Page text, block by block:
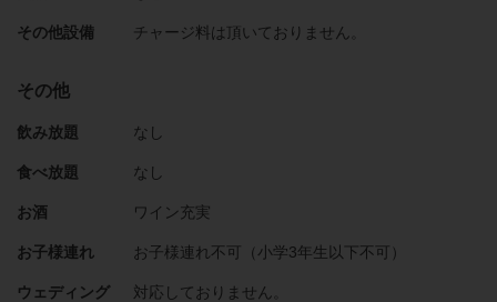
その他設備 チャージ料は頂いておりません。
その他
飲み放題 なし
食べ放題 なし
お酒 ワイン充実
お子様連れ お子様連れ不可（小学3年生以下不可）
ウェディング 対応しておりません。